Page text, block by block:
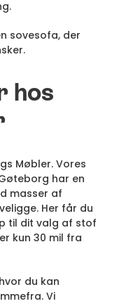
sovesofa, der
hos
Møbler. Vores
har en
masser af
Her får du
til dit valg af stof
kun 30 mil fra
du kan
Vi